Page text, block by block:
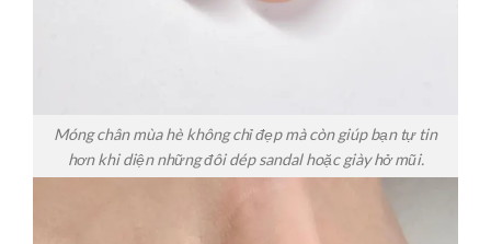
Móng chân mùa hè không chỉ đẹp mà còn giúp bạn tự tin
hơn khi diện những đôi dép sandal hoặc giày hở mũi.